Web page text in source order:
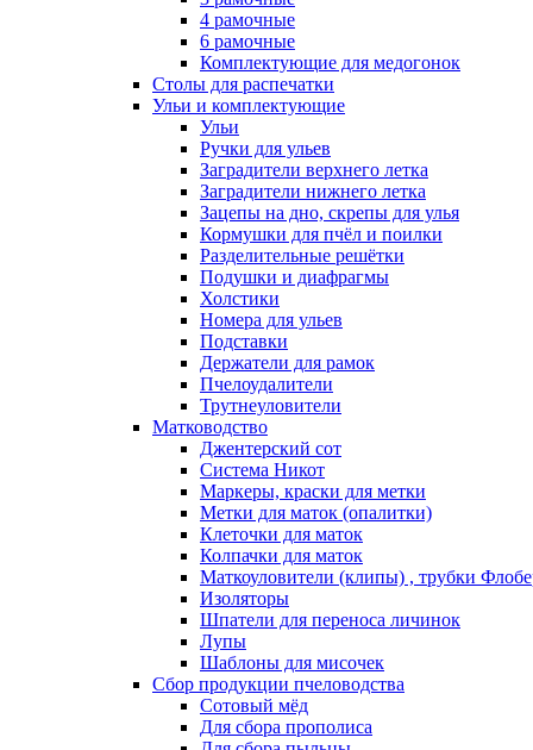
4 рамочные
6 рамочные
Комплектующие для медогонок
Столы для распечатки
Ульи и комплектующие
Ульи
Ручки для ульев
Заградители верхнего летка
Заградители нижнего летка
Зацепы на дно, скрепы для улья
Кормушки для пчёл и поилки
Разделительные решётки
Подушки и диафрагмы
Холстики
Номера для ульев
Подставки
Держатели для рамок
Пчелоудалители
Трутнеуловители
Матководство
Джентерский сот
Система Никот
Маркеры, краски для метки
Метки для маток (опалитки)
Клеточки для маток
Колпачки для маток
Маткоуловители (клипы) , трубки
Изоляторы
Шпатели для переноса личинок
Лупы
Шаблоны для мисочек
Сбор продукции пчеловодства
Сотовый мёд
Для сбора прополиса